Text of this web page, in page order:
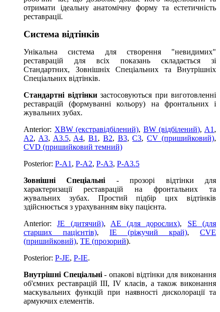
отримати ідеальну анатомічну форму та естетичність
реставрації.
Система відтінків
Унікальна система для створення "невидимих"
реставрацій для всіх показань складається зі
Стандартних, Зовнішніх Спеціальних та Внутрішніх
Спеціальних відтінків.
Стандартні відтінкизастосовуються при виготовленні
реставрацій (формуванні кольору) на фронтальних і
жувальних зубах.
Anterior: XBW (екстравідбілений), BW (відбілений), A1 ,
A2, A3, A3.5, A4,B1 , B2, B3,C3,CV (пришийковий),
CVD (пришийковий темний)
Posterior: P-A1 , P-A2, P-A3, P-A3.5
Зовнішні Спеціальні - прозорі відтінки для
характеризації реставрацій на фронтальних та
жувальних зубах. Простий підбір цих відтінків
здійснюється з урахуванням віку пацієнта.
Anterior:JE (дитячий), AE (для дорослих), SE (для
старших пацієнтів), IE (ріжучий край), CVE
(пришийковий), ТE (прозорий).
Posterior: P-JE, P-IE.
Внутрішні Спеціальні- опакові відтінки для виконання
об'ємних реставрацій III, IV класів, а також виконання
маскувальних функцій при наявності дисколорації та
армуючих елементів.